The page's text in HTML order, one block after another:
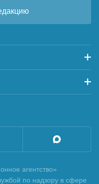
агентство»
по надзору в сфере